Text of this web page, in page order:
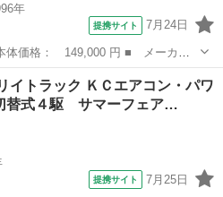
年
提携サイト 7月24日
リイトラック ■ グレード名：
方開・ラジオ 社外アルミホイー
イトラック ＫＣエアコン・パワ
替式４駆 サマーフェア…
提携サイト 7月25日